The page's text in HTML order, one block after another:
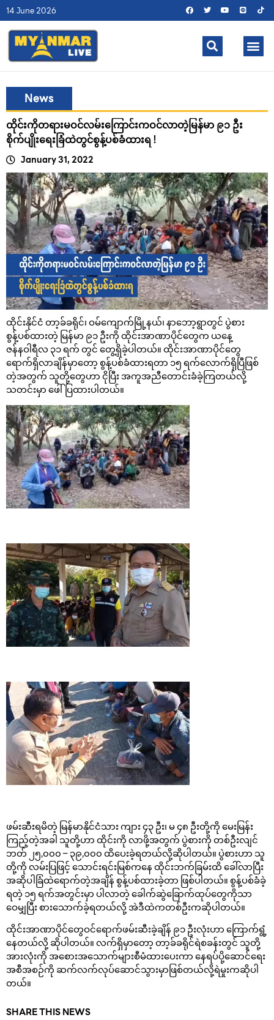
14 June 2026
News
ထိုင်းကိုတရားမဝင်လမ်းကြောင်းကဝင်လာတဲ့မြန်မာ ၉၁ ဦး
စိုက်ပျိုးရေးခြံထဲတွင်စွန့်ပစ်ခံထားရ !
January 31, 2022
ထိုင်းနိုင်ငံ တာ့ခ်ခရိုင်၊ ဝမ်ကျောက်မြို့နယ်၊ နာဘော့ရွာတွင် ပွဲစား
စွန့်ပစ်ထားတဲ့ မြန်မာ ၉၁ ဦးကို ထိုင်းအာဏာပိုင်တွေက ယနေ့
ဇန်နဝါရီလ ၃၁ ရက် တွင် တွေ့ရှိခဲ့ပါတယ်။ ထိုင်းအာဏာပိုင်တွေ
ရောက်ရှိလာချိန်မှာတော့ စွန့်ပစ်ခံထားရတာ ၁၅ ရက်လောက်ရှိပြီဖြစ်
တဲ့အတွက် သူတို့တွေဟာ ငိုပြီး အကူအညီတောင်းခံခဲ့ကြတယ်လို့
သတင်းမှာ ဖေါ်ပြထားပါတယ်။
ဖမ်းဆီးရမိတဲ့ မြန်မာနိုင်ငံသား ကျား ၄၃ ဦး၊ မ ၄၈ ဦးတို့ကို မေးမြန်း
ကြည့်တဲ့အခါ သူတို့ဟာ ထိုင်းကို လာဖို့အတွက် ပွဲစားကို တစ်ဦးလျင်
ဘတ် ၂၅,၀၀၀ – ၃၉,၀၀၀ ထိပေးခဲ့ရတယ်လို့ဆိုပါတယ်။ ပွဲစားဟာ သူ
တို့ကို လမ်းပြဖြင့် သောင်းရင်းမြစ်ကနေ ထိုင်းဘက်ခြမ်းထိ ခေါ်လာပြီး
အဆိုပါခြံထဲရောက်တဲ့အချိန် စွန့်ပစ်ထားခဲ့တာ ဖြစ်ပါတယ်။ စွန့်ပစ်ခံခဲ့
ရတဲ့ ၁၅ ရက်အတွင်းမှာ ပါလာတဲ့ ခေါက်ဆွဲခြောက်ထုပ်တွေကိုသာ
ဝေမျှပြီး စားသောက်ခဲ့ရတယ်လို့ အဲဒီထဲကတစ်ဦးကဆိုပါတယ်။
ထိုင်းအာဏာပိုင်တွေဝင်ရောက်ဖမ်းဆီးခဲ့ချိန် ၉၁ ဦးလုံးဟာ ကြောက်ရွံ့
နေတယ်လို့ ဆိုပါတယ်။ လက်ရှိမှာတော့ တာ့ခ်ခရိုင်ရဲစခန်းတွင် သူတို့
အားလုံးကို အစေားအသောက်များစီမံထားပေးကာ နေရပ်ပို့ဆောင်ရေး
အစီအစဉ်ကို ဆက်လက်လုပ်ဆောင်သွားမှာဖြစ်တယ်လို့ရဲမှုးကဆိုပါ
တယ်။
SHARE THIS NEWS